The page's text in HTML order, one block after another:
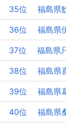
35位 福島県
36位 福島県
37位 福島県
38位 福島県
39位 福島県
40位 福島県